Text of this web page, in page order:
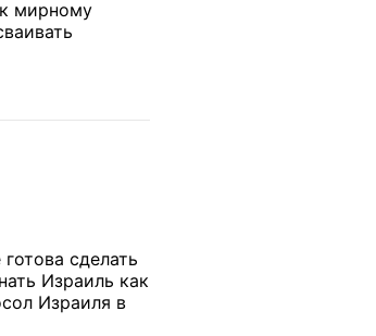
мирному
сделать
Израиль как
Израиля в